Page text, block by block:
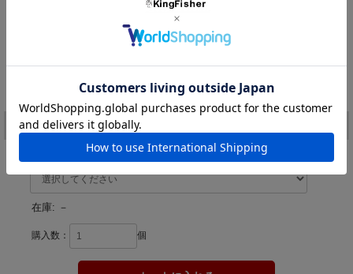
GSA0882
GSA0883
GSA0884
UVギラ
1,232円(税込)
注文
在庫: －
購入数： 個